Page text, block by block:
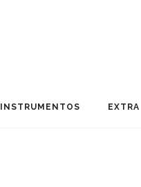
INSTRUMENTOS EXTRA